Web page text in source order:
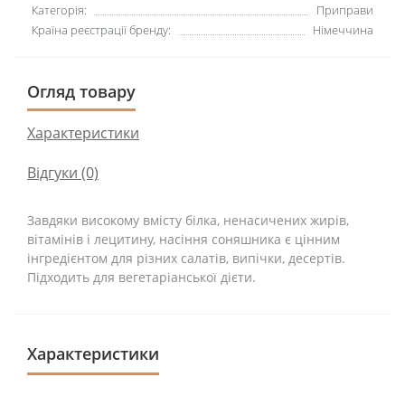
Категорія:
Приправи
Країна реєстрації бренду:
Німеччина
Огляд товару
Характеристики
Відгуки (0)
Завдяки високому вмісту білка, ненасичених жирів,
вітамінів і лецитину, насіння соняшника є цінним
інгредієнтом для різних салатів, випічки, десертів.
Підходить для вегетаріанської дієти.
Характеристики